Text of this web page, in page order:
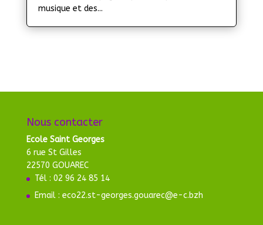
musique et des...
Nous contacter
Ecole Saint Georges
6 rue St Gilles
22570 GOUAREC
Tél : 02 96 24 85 14
Email : eco22.st-georges.gouarec@e-c.bzh